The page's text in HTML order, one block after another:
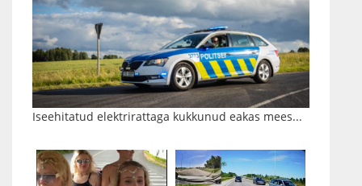
Iseehitatud elektrirattaga kukkunud eakas mees...